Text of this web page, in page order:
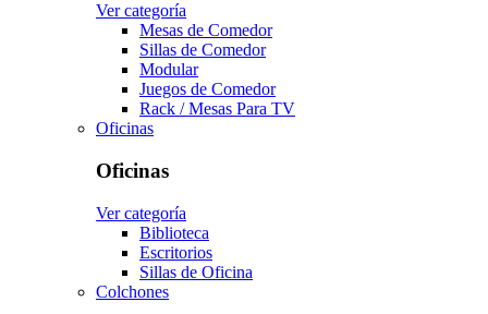
Ver categoría
Mesas de Comedor
Sillas de Comedor
Modular
Juegos de Comedor
Rack / Mesas Para TV
Oficinas
Oficinas
Ver categoría
Biblioteca
Escritorios
Sillas de Oficina
Colchones